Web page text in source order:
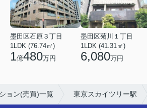
墨田区石原３丁目
1LDK (76.74㎡)
1億480万円
墨田区菊川１丁目
1LDK (41.31㎡)
6,080万円
ョン(売買)一覧 東京スカイツリー駅